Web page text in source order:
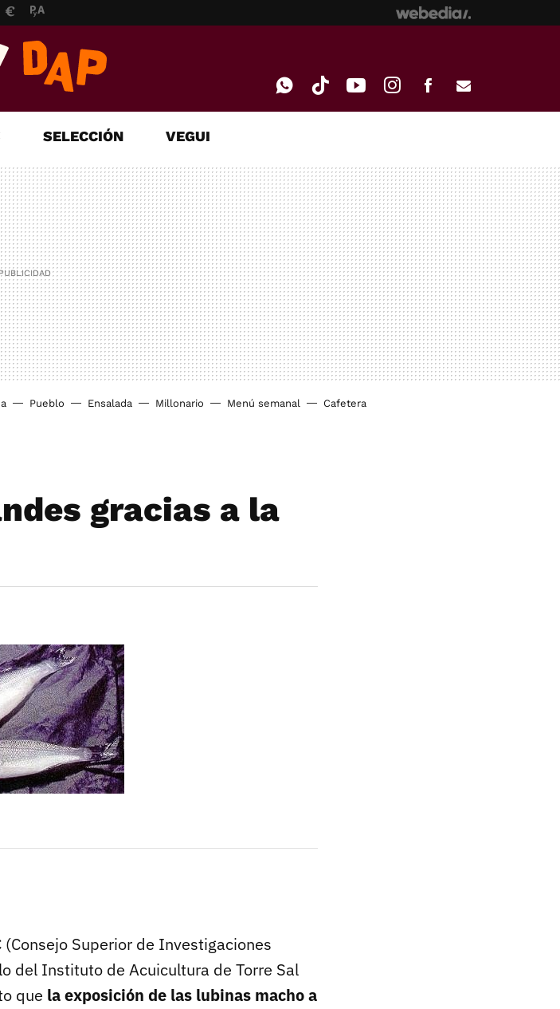
MAIL
SELECCIÓN VEGUI
Pueblo Ensalada Millonario Menú semanal Cafetera
gracias a la
Superior de Investigaciones
del Instituto de Acuicultura de Torre Sal
que la exposición de las lubinas macho a